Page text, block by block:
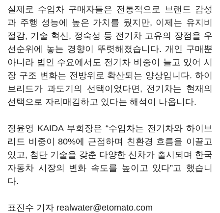
실제로 수입차 구매자들은 전통적으로 브랜드 감성
과 주행 성능에 높은 가치를 뒀지만, 이제는 유지비
절감, 기술 혁신, 정숙성 등 전기차 고유의 장점을 우
선순위에 놓는 경향이 뚜렷해졌습니다. 개인 구매뿐
아니라 법인 수요에서도 전기차 비중이 늘고 있어 시
장 구조 변화는 전방위로 확산되는 양상입니다. 하이
브리드가 과도기의 선택이었다면, 전기차는 현재의
선택으로 자리매김하고 있다는 해석이 나옵니다.
정윤영 KAIDA 부회장은 “수입차는 전기차와 하이브
리드 비중이 80%에 근접하며 친환경 흐름을 이끌고
있고, 첨단 기술을 갖춘 다양한 신차가 출시되며 한국
자동차 시장의 변화 속도를 높이고 있다”고 했습니
다.
표진수 기자 realwater@etomato.com